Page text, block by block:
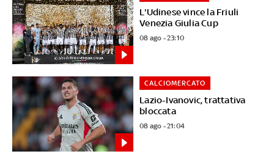
L'Udinese vince la Friuli
Venezia Giulia Cup
08 ago - 23:10
Lazio-Ivanovic, trattativa
bloccata
CALCIOMERCATO
08 ago - 21:04